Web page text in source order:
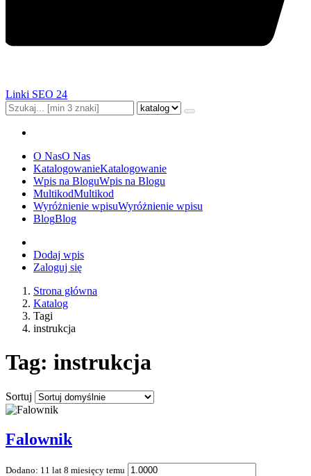
Linki SEO 24
O NasO Nas
KatalogowanieKatalogowanie
Wpis na BloguWpis na Blogu
MultikodMultikod
Wyróżnienie wpisuWyróżnienie wpisu
BlogBlog
Dodaj wpis
Zaloguj się
Strona główna
Katalog
Tagi
instrukcja
Tag: instrukcja
Sortuj
Falownik
Dodano: 11 lat 8 miesięcy temu